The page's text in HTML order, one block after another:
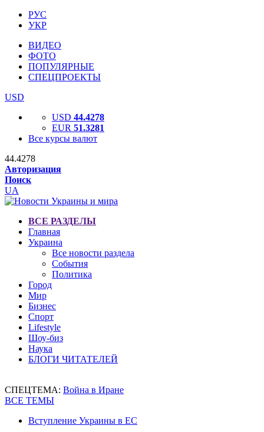
РУС
УКР
ВИДЕО
ФОТО
ПОПУЛЯРНЫЕ
СПЕЦПРОЕКТЫ
USD
USD 44.4278
EUR 51.3281
Все курсы валют
44.4278
Авторизация
Поиск
UA
ВСЕ РАЗДЕЛЫ
Главная
Украина
Все новости раздела
События
Политика
Город
Мир
Бизнес
Спорт
Lifestyle
Шоу-биз
Наука
БЛОГИ ЧИТАТЕЛЕЙ
СПЕЦТЕМА: Война в Иране
ВСЕ ТЕМЫ
Вступление Украины в ЕС